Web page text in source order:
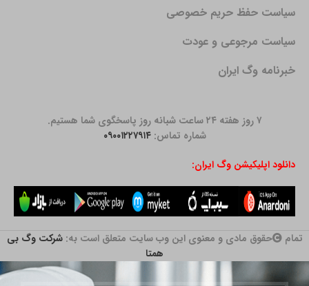
سیاست حفظ حریم خصوصی
سیاست مرجوعی و عودت
خبرنامه وگ ایران
۷ روز هفته ۲۴ ساعت شبانه روز پاسخگوی شما هستیم.
شماره تماس:۰۹۰۰۱۲۲۷۹۱۴
دانلود اپلیکیشن وگ ایران:
تمام حقوق مادی و معنوی این وب سایت متعلق است به:شرکت وگ بی
همتا